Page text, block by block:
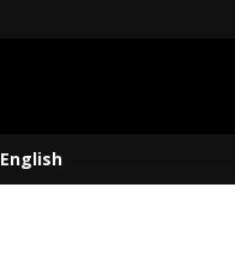
English